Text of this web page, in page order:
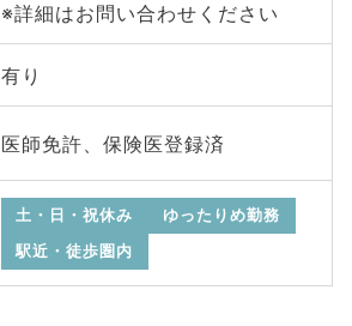
※詳細はお問い合わせください
有り
医師免許、保険医登録済
土・日・祝休み
ゆったりめ勤務
駅近・徒歩圏内